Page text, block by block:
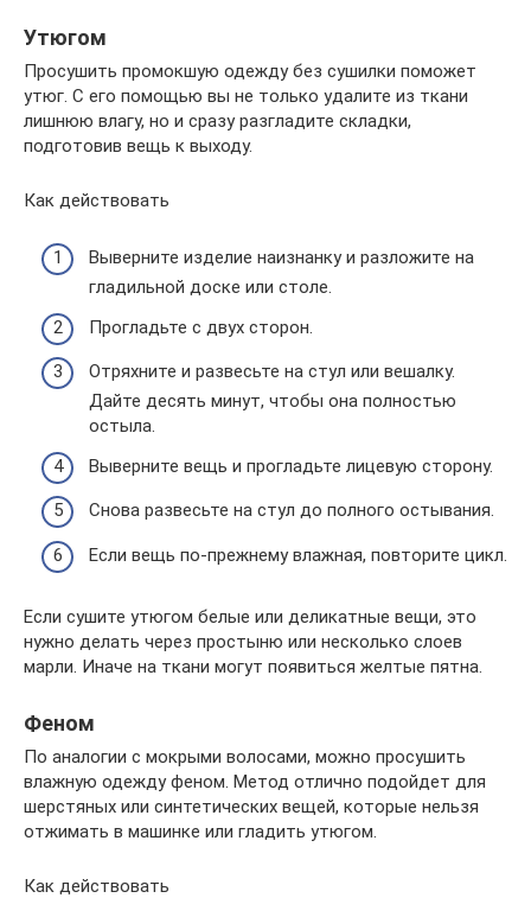
Утюгом
Просушить промокшую одежду без сушилки поможет
утюг. С его помощью вы не только удалите из ткани
лишнюю влагу, но и сразу разгладите складки,
подготовив вещь к выходу.
Как действовать
Выверните изделие наизнанку и разложите на
гладильной доске или столе.
Прогладьте с двух сторон.
Отряхните и развесьте на стул или вешалку.
Дайте десять минут, чтобы она полностью
остыла.
Выверните вещь и прогладьте лицевую сторону.
Снова развесьте на стул до полного остывания.
Если вещь по-прежнему влажная, повторите цикл.
Если сушите утюгом белые или деликатные вещи, это
нужно делать через простыню или несколько слоев
марли. Иначе на ткани могут появиться желтые пятна.
Феном
По аналогии с мокрыми волосами, можно просушить
влажную одежду феном. Метод отлично подойдет для
шерстяных или синтетических вещей, которые нельзя
отжимать в машинке или гладить утюгом.
Как действовать